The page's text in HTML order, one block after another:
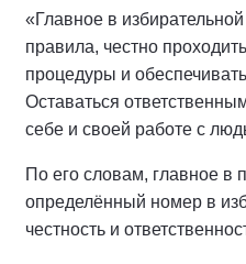
«Главное в
правила, честно
процедуры и
Оставаться
себе и своей работе с
По его словам, главное в
определённый номер в
честность и